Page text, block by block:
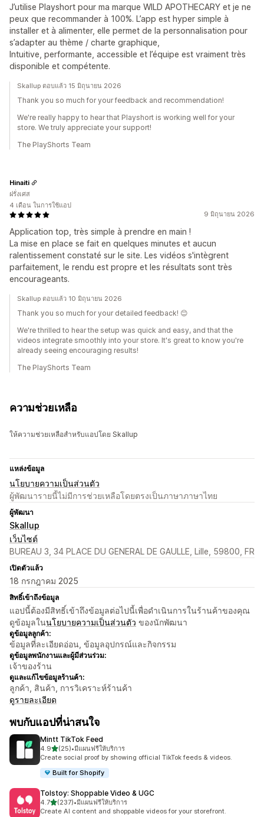
J’utilise Playshort pour ma marque WILD APOTHECARY et je ne
peux que recommander à 100%. L’app est hyper simple à
installer et à alimenter, elle permet de la personnalisation pour
s’adapter au thème / charte graphique,
Intuitive, performante, accessible et l’équipe est vraiment très
disponible et compétente.
Skallup ตอบแล้ว 15 มิถุนายน 2026
Thank you so much for your feedback and recommendation!
We're really happy to hear that Playshort is working well for your
store. We truly appreciate your support!
The PlayShorts Team
9 มิถุนายน 2026
Application top, très simple à prendre en main !
La mise en place se fait en quelques minutes et aucun
ralentissement constaté sur le site. Les vidéos s'intègrent
parfaitement, le rendu est propre et les résultats sont très
encourageants.
Hinaiti
ฝรั่งเศส
4 เดือน ในการใช้แอป
Skallup ตอบแล้ว 10 มิถุนายน 2026
Thank you so much for your detailed feedback! 😊
We're thrilled to hear the setup was quick and easy, and that the
videos integrate smoothly into your store. It's great to know you're
already seeing encouraging results!
The PlayShorts Team
ความช่วยเหลือ
ให้ความช่วยเหลือสำหรับแอปโดย Skallup
แหล่งข้อมูล
นโยบายความเป็นส่วนตัว
ผู้พัฒนารายนี้ไม่มีการช่วยเหลือโดยตรงเป็นภาษาภาษาไทย
ผู้พัฒนา
Skallup
เว็บไซต์
BUREAU 3, 34 PLACE DU GENERAL DE GAULLE, Lille, 59800, FR
เปิดตัวแล้ว
18 กรกฎาคม 2025
สิทธิ์เข้าถึงข้อมูล
แอปนี้ต้องมีสิทธิ์เข้าถึงข้อมูลต่อไปนี้เพื่อดำเนินการในร้านค้าของคุณ
ดูข้อมูลในนโยบายความเป็นส่วนตัว ของนักพัฒนา
ดูข้อมูลลูกค้า:
ข้อมูลที่ละเอียดอ่อน, ข้อมูลอุปกรณ์และกิจกรรม
ดูข้อมูลพนักงานและผู้มีส่วนร่วม:
เจ้าของร้าน
ดูและแก้ไขข้อมูลร้านค้า:
ลูกค้า, สินค้า, การวิเคราะห์ร้านค้า
ดูรายละเอียด
พบกับแอปที่น่าสนใจ
Mintt TikTok Feed
4.9เต็ม 5 ดาว
(25)
ทั้งหมด 25 รีวิว
•มีแผนฟรีให้บริการ
Create social proof by showing official TikTok feeds & videos.
Built for Shopify
Tolstoy: Shoppable Video & UGC
4.7เต็ม 5 ดาว
(237)
ทั้งหมด 237 รีวิว
•มีแผนฟรีให้บริการ
Create AI content and shoppable videos for your storefront.